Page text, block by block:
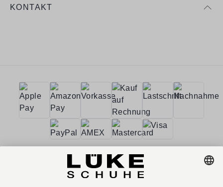
KONTAKT